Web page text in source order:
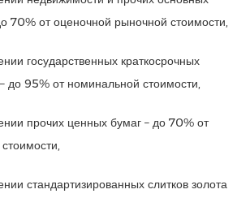
70% от оценочной рыночной стоимости,
государственных краткосрочных
до 95% от номинальной стоимости,
прочих ценных бумаг – до 70% от
стандартизированных слитков золота